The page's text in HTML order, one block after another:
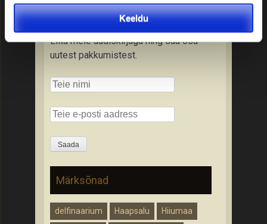
Keeldu
Liitu uudiskirjaga
Liitu meie uudiskirjaga ning saa osa
uutest pakkumistest.
Märksõnad
delfinaarium Haapsalu Hiiumaa